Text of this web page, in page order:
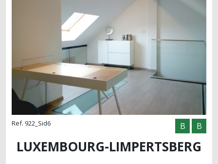
Ref. 922_Sid6 B B
LUXEMBOURG-LIMPERTSBERG